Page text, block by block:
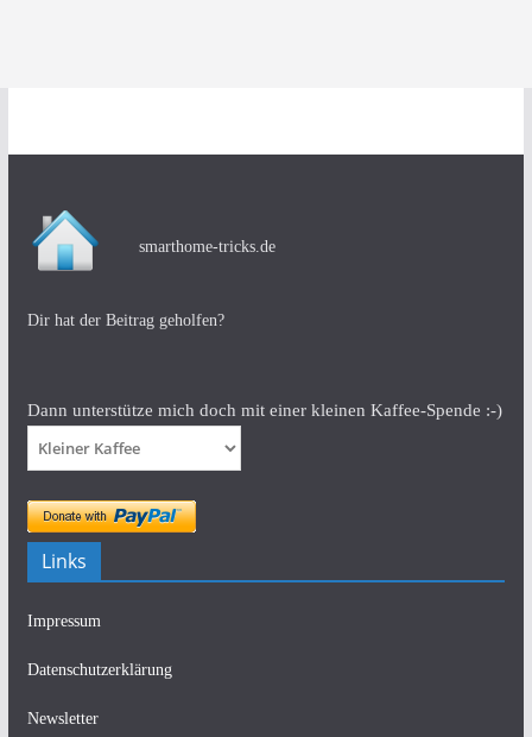
smarthome-tricks.de
Dir hat der Beitrag geholfen?
Dann unterstütze mich doch mit einer kleinen Kaffee-Spende :-)
Links
Impressum
Datenschutzerklärung
Newsletter